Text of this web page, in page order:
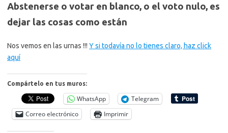
Abstenerse o votar en blanco, o el voto nulo, es
dejar las cosas como están
Nos vemos en las urnas !!! Y si todavía no lo tienes claro, haz click
aquí
Compártelo en tus muros:
WhatsApp
Telegram
Correo electrónico
Imprimir